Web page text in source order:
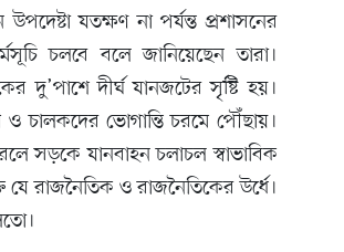
উপদেষ্টা যতক্ষণ না পর্যন্ত প্রশাসনের
চলবে বলে জানিয়েছেন তারা।
দু’পাশে দীর্ঘ যানজটের সৃষ্টি হয়।
চালকদের ভোগান্তি চরমে পৌঁছায়।
সড়কে যানবাহন চলাচল স্বাভাবিক
যে রাজনৈতিক ও রাজনৈতিকের উর্ধে।